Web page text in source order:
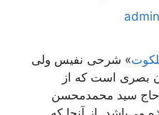
» شرحی نفیس ولی
بصری است که از
سید محمدمحسن